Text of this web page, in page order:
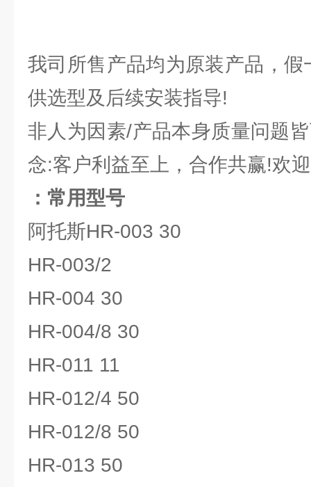
我司所售产品均为原装产品，
供选型及后续安装指导!
非人为因素/产品本身质量问题
念:客户利益至上，合作共赢!欢
：常用型号
阿托斯HR-003 30
HR-003/2
HR-004 30
HR-004/8 30
HR-011 11
HR-012/4 50
HR-012/8 50
HR-013 50